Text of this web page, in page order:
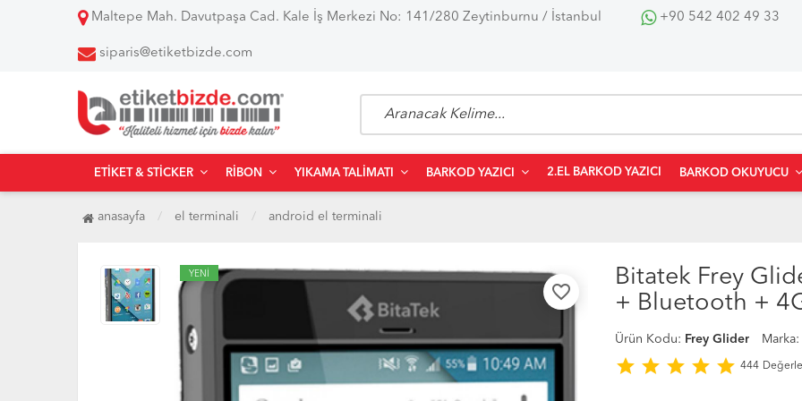
Maltepe Mah. Davutpaşa Cad. Kale İş Merkezi No: 141/280 Zeytinburnu / İstanbul +90 542 402 49 33
siparis@etiketbizde.com
ETIKET & STICKER RIBON YIKAMA TALIMATI BARKOD YAZICI 2.EL BARKOD YAZICI BARKOD OKUYUCU
anasayfa el terminali android el terminali
YENİ
favorite_border
Bitatek Frey
+ Bluetooth +
Ürün Kodu: Frey Glider Marka:
star star star star star 444